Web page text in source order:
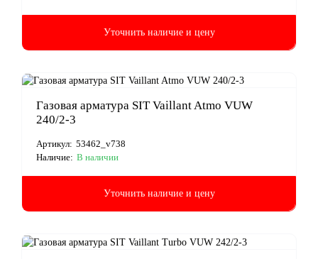
Уточнить наличие и цену
Газовая арматура SIT Vaillant Atmo VUW
240/2-3
Артикул: 53462_v738
Наличие: В наличии
Уточнить наличие и цену